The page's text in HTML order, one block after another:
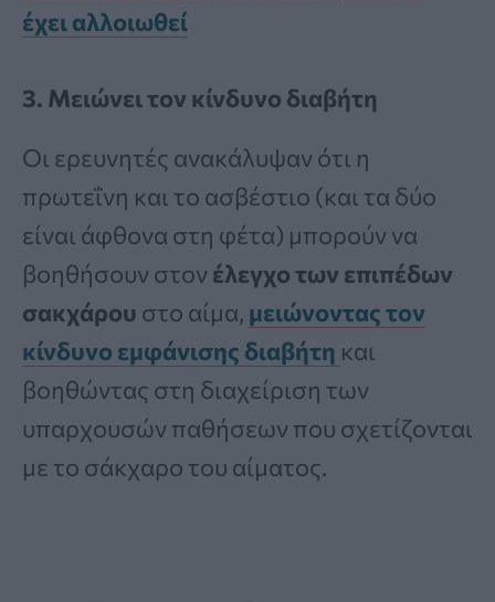
έχει αλλοιωθεί
3. Μειώνει τον κίνδυνο διαβήτη
Οι ερευνητές ανακάλυψαν ότι η
πρωτεΐνη και το ασβέστιο (και τα δύο
είναι άφθονα στη φέτα) μπορούν να
βοηθήσουν στον έλεγχο των επιπέδων
σακχάρου στο αίμα, μειώνοντας τον
κίνδυνο εμφάνισης διαβήτη και
βοηθώντας στη διαχείριση των
υπαρχουσών παθήσεων που σχετίζονται
με το σάκχαρο του αίματος.